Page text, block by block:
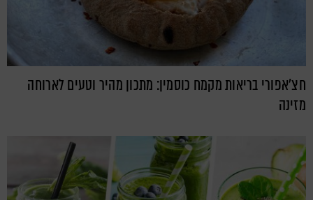
חצ'אפורי בריאות מקמח כוסמין: מתכון מהיר וטעים לארוחה
מזינה